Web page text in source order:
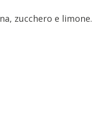
zucchero e limone.